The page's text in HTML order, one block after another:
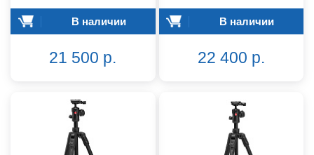
В наличии
21 500 р.
В наличии
22 400 р.